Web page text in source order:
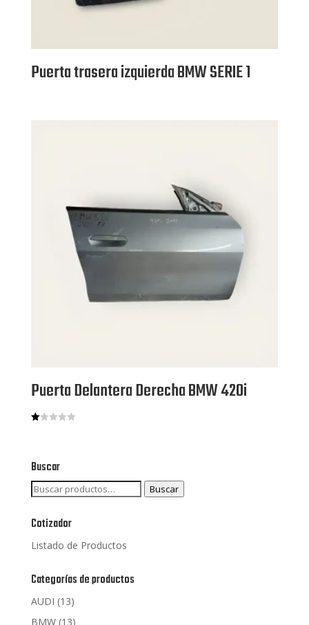
Puerta trasera izquierda BMW SERIE 1
Puerta Delantera Derecha BMW 420i
o
co
1.
00
Buscar
Buscar
Buscar
Cotizador
Listado de Productos
Categorías de productos
AUDI (13)
BMW (13)